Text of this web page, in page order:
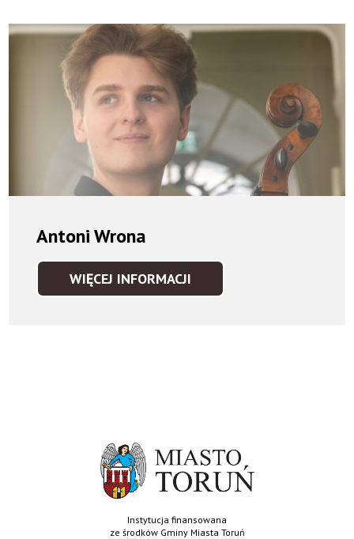
Antoni Wrona
WIĘCEJ INFORMACJI
ANTONI
Instytucja finansowana
ze środków Gminy Miasta Toruń